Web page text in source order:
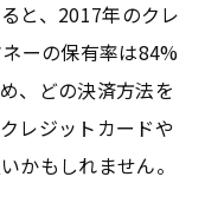
と、2017年のクレ
ーの保有率は84%
、どの決済方法を
レジットカードや
かもしれません。